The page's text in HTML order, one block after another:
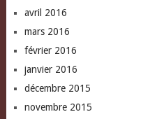
avril 2016
mars 2016
février 2016
janvier 2016
décembre 2015
novembre 2015